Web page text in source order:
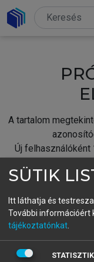
A tartalom
Új felhasználóként
A regisztráció után
BELÉPÉS
SÜTIK
Itt láthatja és
További információért
tájékoztatónkat